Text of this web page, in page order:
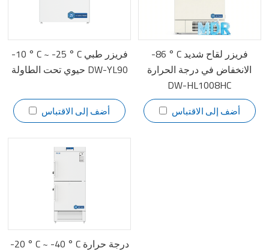
-10 ° C ~ -25 ° C فريزر طبي
حيوي تحت الطاولة DW-YL90
أضف إلى الاقتباس
-86 ° C فريزر لقاح شديد
الانخفاض في درجة الحرارة
DW-HL1008HC
أضف إلى الاقتباس
-20 ° C ~ -40 ° C درجة حرارة